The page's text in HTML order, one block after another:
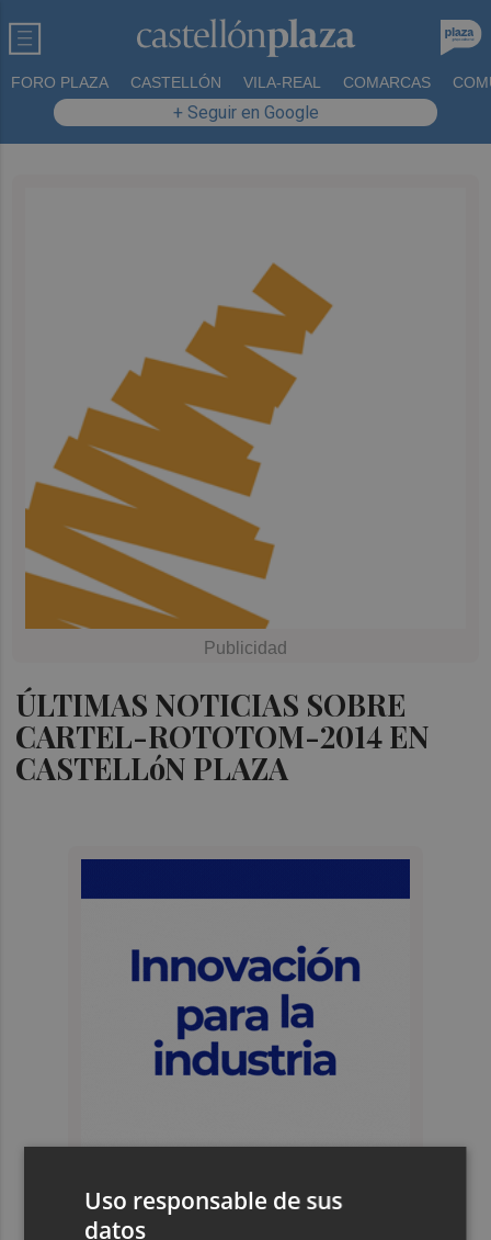
FORO PLAZA CASTELLÓN VILA-REAL COMARCAS
+ Seguir en Google
ÚLTIMAS NOTICIAS SOBRE
CARTEL-ROTOTOM-2014 EN
CASTELLóN PLAZA
Uso responsable de sus
datos